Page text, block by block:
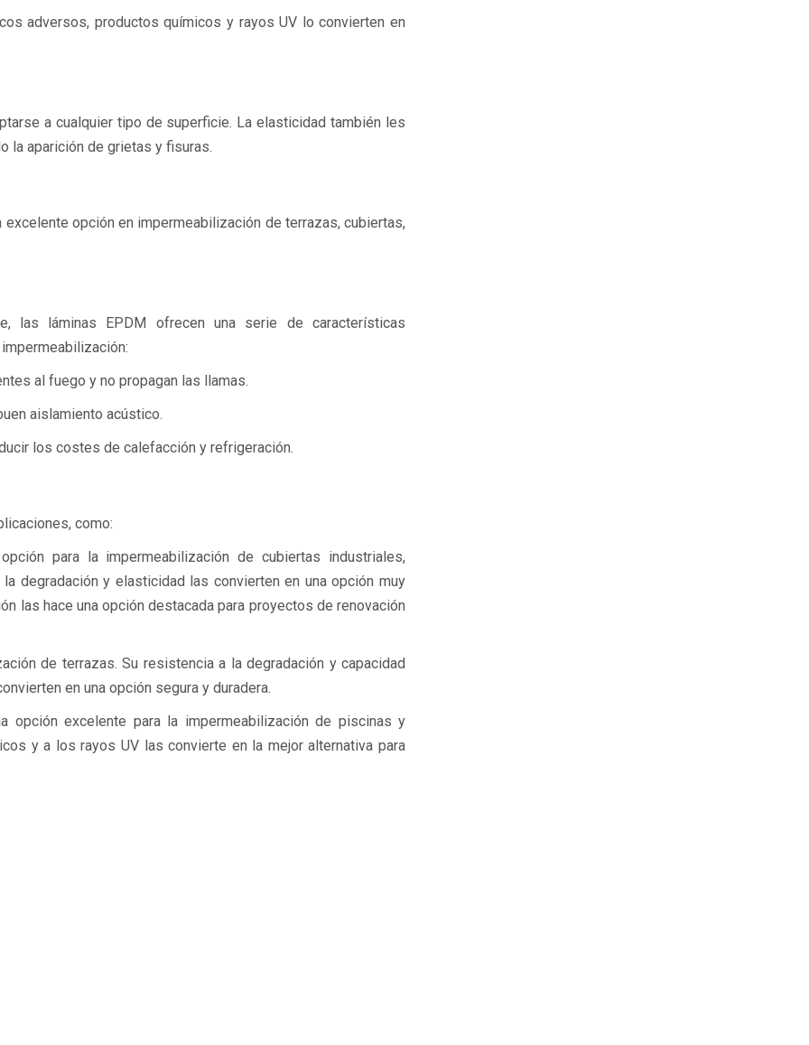
adversos, productos químicos y rayos UV lo convierten en
a cualquier tipo de superficie. La elasticidad también les
la aparición de grietas y fisuras.
opción en impermeabilización de terrazas, cubiertas,
las láminas EPDM ofrecen una serie de características
al fuego y no propagan las llamas.
aislamiento acústico.
los costes de calefacción y refrigeración.
como:
para la impermeabilización de cubiertas industriales,
degradación y elasticidad las convierten en una opción muy
las hace una opción destacada para proyectos de renovación
de terrazas. Su resistencia a la degradación y capacidad
en una opción segura y duradera.
opción excelente para la impermeabilización de piscinas y
y a los rayos UV las convierte en la mejor alternativa para